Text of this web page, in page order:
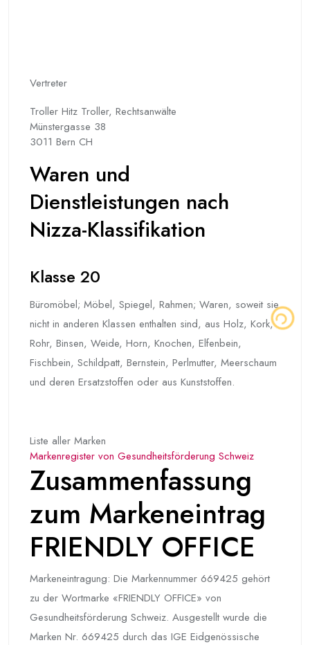
Vertreter
Troller Hitz Troller, Rechtsanwälte
Münstergasse 38
3011 Bern CH
Waren und
Dienstleistungen nach
Nizza-Klassifikation
Klasse 20
Büromöbel; Möbel, Spiegel, Rahmen; Waren, soweit sie
nicht in anderen Klassen enthalten sind, aus Holz, Kork,
Rohr, Binsen, Weide, Horn, Knochen, Elfenbein,
Fischbein, Schildpatt, Bernstein, Perlmutter, Meerschaum
und deren Ersatzstoffen oder aus Kunststoffen.
Liste aller Marken
Markenregister von Gesundheitsförderung Schweiz
Zusammenfassung
zum Markeneintrag
FRIENDLY OFFICE
Markeneintragung: Die Markennummer 669425 gehört
zu der Wortmarke «FRIENDLY OFFICE» von
Gesundheitsförderung Schweiz. Ausgestellt wurde die
Marken Nr. 669425 durch das IGE Eidgenössische